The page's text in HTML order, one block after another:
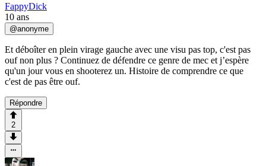
FappyDick
10 ans
@anonyme
Et déboîter en plein virage gauche avec une visu pas top, c'est pas
ouf non plus ? Continuez de défendre ce genre de mec et j’espère
qu'un jour vous en shooterez un. Histoire de comprendre ce que
c'est de pas être ouf.
Répondre
2